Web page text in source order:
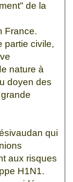
de la
France.
partie civile,
nature à
doyen des
qui
aux risques
H1N1.